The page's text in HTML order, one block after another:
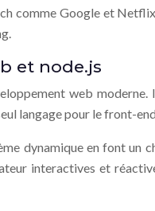
comme Google et
et node.js
web
langage pour le front-
dynamique en font un
interactives et